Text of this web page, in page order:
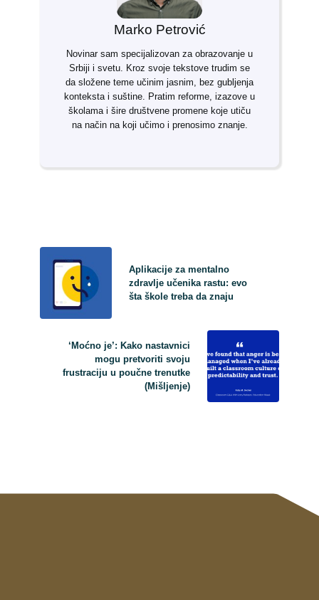
Marko Petrović
Novinar sam specijalizovan za obrazovanje u
Srbiji i svetu. Kroz svoje tekstove trudim se
da složene teme učinim jasnim, bez gubljenja
konteksta i suštine. Pratim reforme, izazove u
školama i šire društvene promene koje utiču
na način na koji učimo i prenosimo znanje.
Aplikacije za mentalno
zdravlje učenika rastu: evo
šta škole treba da znaju
‘Moćno je’: Kako nastavnici
mogu pretvoriti svoju
frustraciju u poučne trenutke
(Mišljenje)